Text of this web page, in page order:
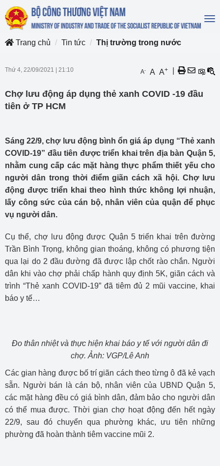
Trang chủ
Tin tức Thị trường trong nước
Thứ 4, 22/09/2021 21:10 A- A A+
Chợ lưu động áp dụng thẻ xanh COVID -19 đầu
tiên ở TP HCM
Sáng 22/9, chợ lưu động bình ổn giá áp dụng “Thẻ xanh
COVID-19” đầu tiên được triển khai trên địa bàn Quận 5,
nhằm cung cấp các mặt hàng thực phẩm thiết yếu cho
người dân trong thời điểm giãn cách xã hội. Chợ lưu
động được triển khai theo hình thức không lợi nhuận,
lấy công sức của cán bộ, nhân viên của quận để phục
vụ người dân.
Cụ thể, chợ lưu động được Quận 5 triển khai trên đường
Trần Bình Trọng, không gian thoáng, không có phương tiện
qua lại do 2 đầu đường đã được lập chốt rào chắn. Người
dân khi vào chợ phải chấp hành quy định 5K, giãn cách và
trình “Thẻ xanh COVID-19” đã tiêm đủ 2 mũi vaccine, khai
báo y tế…
Đo thân nhiệt và thực hiện khai báo y tế với người dân đi
chợ. Ảnh: VGP/Lê Anh
Các gian hàng được bố trí giãn cách theo từng ô đã kẻ vạch
sẵn. Người bán là cán bộ, nhân viên của UBND Quận 5,
các mặt hàng đều có giá bình dân, đảm bảo cho người dân
có thể mua được. Thời gian chợ hoạt động đến hết ngày
22/9, sau đó chuyển qua phường khác, ưu tiên những
phường đã hoàn thành tiêm vaccine mũi 2.